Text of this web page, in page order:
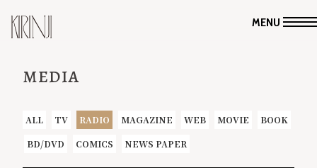
MENU
MEDIA
ALL TV RADIO MAGAZINE WEB MOVIE
BOOK
BD/DVD
COMICS NEWS PAPER